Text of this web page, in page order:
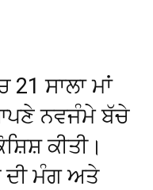
21 ਸਾਲਾ ਮਾਂ
ਨਵਜੰਮੇ ਬੱਚੇ
ਕੀਤੀ।
ਮੰਗ ਅਤੇ